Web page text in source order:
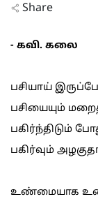
Share
- கவி. கலை
பசியாய்
பசியையும்
பகிர்ந்திடும்
பகிர்வும்
உண்மையாக